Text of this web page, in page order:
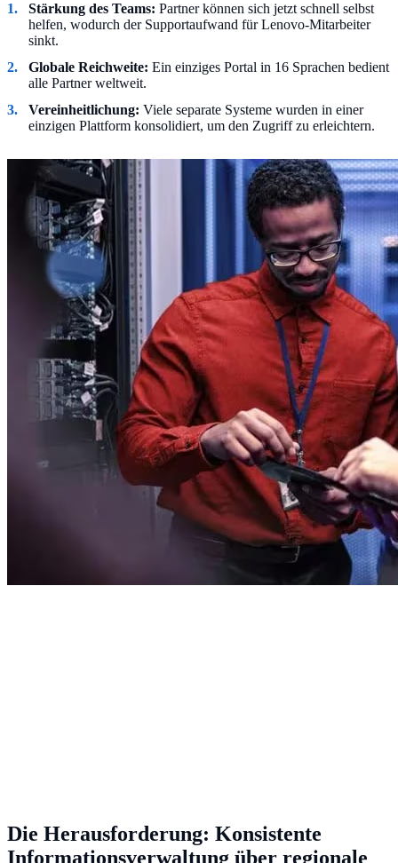
Stärkung des Teams: Partner können sich jetzt schnell selbst
helfen, wodurch der Supportaufwand für Lenovo-Mitarbeiter
sinkt.
Globale Reichweite: Ein einziges Portal in 16 Sprachen bedient
alle Partner weltweit.
Vereinheitlichung: Viele separate Systeme wurden in einer
einzigen Plattform konsolidiert, um den Zugriff zu erleichtern.
Die Herausforderung: Konsistente
Informationsverwaltung über regionale